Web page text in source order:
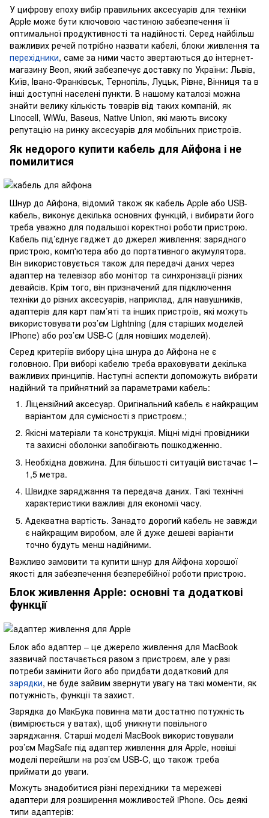
У цифрову епоху вибір правильних аксесуарів для техніки
Apple може бути ключовою частиною забезпечення її
оптимальної продуктивності та надійності. Серед найбільш
важливих речей потрібно назвати кабелі, блоки живлення та
перехідники, саме за ними часто звертаються до інтернет-
магазину Beon, який забезпечує доставку по України: Львів,
Київ, Івано-Франківськ, Тернопіль, Луцьк, Рівне, Вінниця та в
інші доступні населені пункти. В нашому каталозі можна
знайти велику кількість товарів від таких компаній, як
Linocell, WiWu, Baseus, Native Union, які мають високу
репутацію на ринку аксесуарів для мобільних пристроїв.
Як недорого купити кабель для Айфона і не
помилитися
Шнур до Айфона, відомий також як кабель Apple або USB-
кабель, виконує декілька основних функцій, і вибирати його
треба уважно для подальшої коректної роботи пристрою.
Кабель під’єднує гаджет до джерел живлення: зарядного
пристрою, комп'ютера або до портативного акумулятора.
Він використовується також для передачі даних через
адаптер на телевізор або монітор та синхронізації різних
девайсів. Крім того, він призначений для підключення
техніки до різних аксесуарів, наприклад, для навушників,
адаптерів для карт пам’яті та інших пристроїв, які можуть
використовувати роз’єм Lightning (для старіших моделей
IPhone) або роз’єм USB-C (для новіших моделей).
Серед критеріїв вибору ціна шнура до Айфона не є
головною. При виборі кабелю треба враховувати декілька
важливих принципів. Наступні аспекти допоможуть вибрати
надійний та прийнятний за параметрами кабель:
Ліцензійний аксесуар. Оригінальний кабель є найкращим
варіантом для сумісності з пристроєм.;
Якісні матеріали та конструкція. Міцні мідні провідники
та захисні оболонки запобігають пошкодженню.
Необхідна довжина. Для більшості ситуацій вистачає 1–
1,5 метра.
Швидке заряджання та передача даних. Такі технічні
характеристики важливі для економії часу.
Адекватна вартість. Занадто дорогий кабель не завжди
є найкращим виробом, але й дуже дешеві варіанти
точно будуть менш надійними.
Важливо замовити та купити шнур для Айфона хорошої
якості для забезпечення безперебійної роботи пристрою.
Блок живлення Apple: основні та додаткові
функції
Блок або адаптер – це джерело живлення для MacBook
зазвичай постачається разом з пристроєм, але у разі
потреби замінити його або придбати додатковий для
зарядки, не буде зайвим звернути увагу на такі моменти, як
потужність, функції та захист.
Зарядка до МакБука повинна мати достатню потужність
(вимірюється у ватах), щоб уникнути повільного
заряджання. Старші моделі MacBook використовували
роз’єм MagSafe під адаптер живлення для Apple, новіші
моделі перейшли на роз’єм USB-C, що також треба
приймати до уваги.
Можуть знадобитися різні перехідники та мережеві
адаптери для розширення можливостей iPhone. Ось деякі
типи адаптерів: